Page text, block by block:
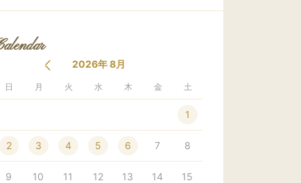
2026年 8月
日 月 火 水 木 金 土
1
2 3 4 5 6 7 8
9 10 11 12 13 14 15